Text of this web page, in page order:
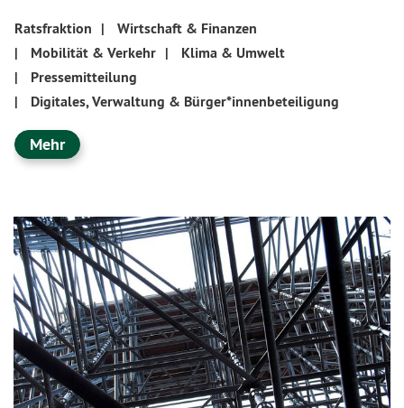
Ratsfraktion |
Wirtschaft & Finanzen
|
Mobilität & Verkehr |
Klima & Umwelt
|
Pressemitteilung
|
Digitales, Verwaltung & Bürger*innenbeteiligung
Mehr